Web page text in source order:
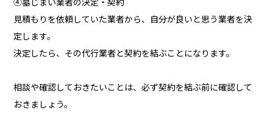
④墓じまい業者の決定・契約
見積もりを依頼していた業者から、自分が良いと思う業者を決
定します。
決定したら、その代行業者と契約を結ぶことになります。
相談や確認しておきたいことは、必ず契約を結ぶ前に確認して
おきましょう。